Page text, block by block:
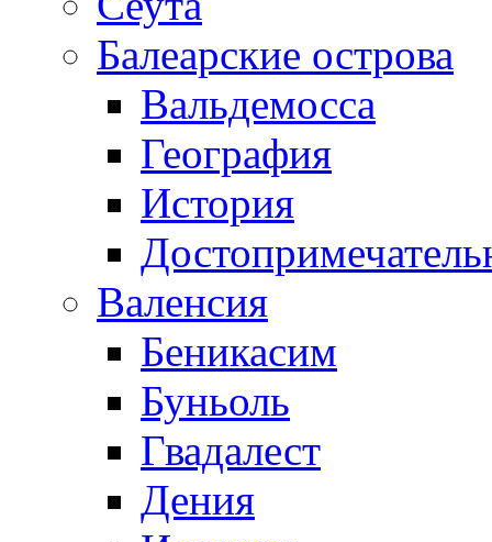
Балеарские острова
Вальдемосса
География
История
Валенсия
Беникасим
Буньоль
Гвадалест
Дения